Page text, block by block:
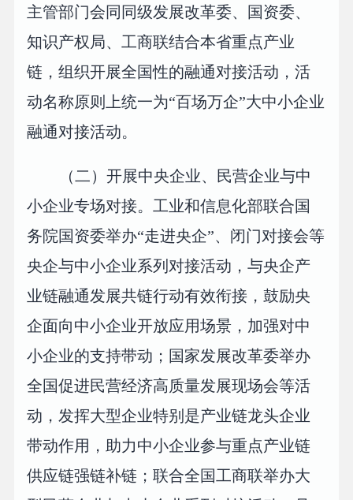
主管部门会同同级发展改革委、国资委、
知识产权局、工商联结合本省重点产业
链，组织开展全国性的融通对接活动，活
动名称原则上统一为“百场万企”大中小企业
融通对接活动。
（二）开展中央企业、民营企业与中
小企业专场对接。工业和信息化部联合国
务院国资委举办“走进央企”、闭门对接会等
央企与中小企业系列对接活动，与央企产
业链融通发展共链行动有效衔接，鼓励央
企面向中小企业开放应用场景，加强对中
小企业的支持带动；国家发展改革委举办
全国促进民营经济高质量发展现场会等活
动，发挥大型企业特别是产业链龙头企业
带动作用，助力中小企业参与重点产业链
供应链强链补链；联合全国工商联举办大